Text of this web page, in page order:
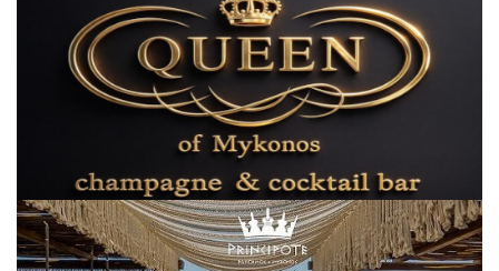
Local Elections 2023
Elections 2023
Γλώσσα